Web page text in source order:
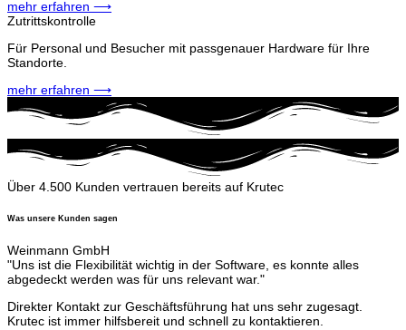
mehr erfahren ⟶
Zutrittskontrolle
Für Personal und Besucher mit passgenauer Hardware für Ihre
Standorte.
mehr erfahren ⟶
Über 4.500 Kunden vertrauen bereits auf Krutec
Was unsere Kunden sagen
Weinmann GmbH
"Uns ist die Flexibilität wichtig in der Software, es konnte alles
abgedeckt werden was für uns relevant war."
Direkter Kontakt zur Geschäftsführung hat uns sehr zugesagt.
Krutec ist immer hilfsbereit und schnell zu kontaktieren.